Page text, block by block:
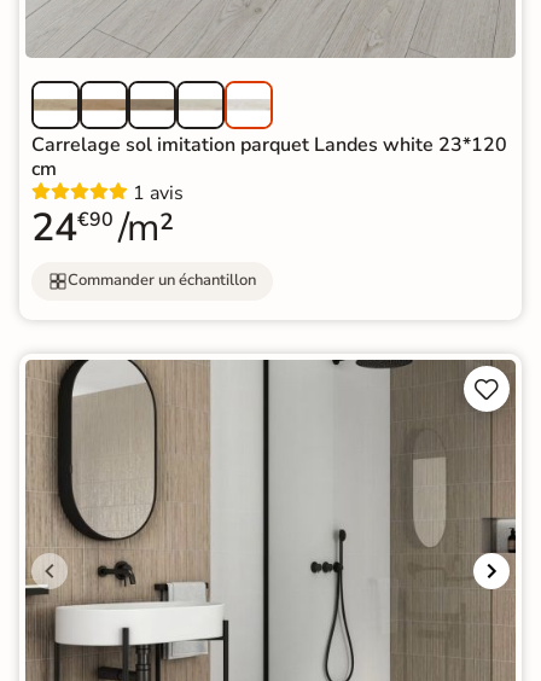
Carrelage sol imitation parquet Landes white 23*120
cm
1 avis
24€90 /m²
Commander un échantillon

